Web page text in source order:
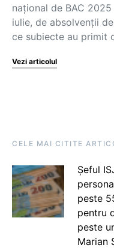
național de BAC
iulie, de absolvenții
ce subiecte au primit
Vezi articolul
CELE MAI CITITE
Șeful
peste
pentru
peste
Marian